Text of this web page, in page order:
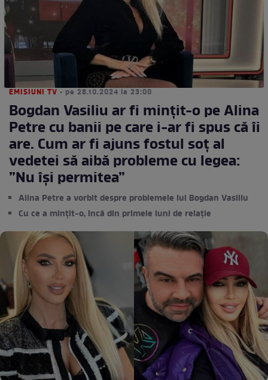
EMISIUNI TV • pe 28.10.2024 la 23:00
Bogdan Vasiliu ar fi mințit-o pe Alina
Petre cu banii pe care i-ar fi spus că îi
are. Cum ar fi ajuns fostul soț al
vedetei să aibă probleme cu legea:
”Nu își permitea”
Alina Petre a vorbit despre problemele lui Bogdan Vasiliu
Cu ce a mințit-o, încă din primele luni de relație